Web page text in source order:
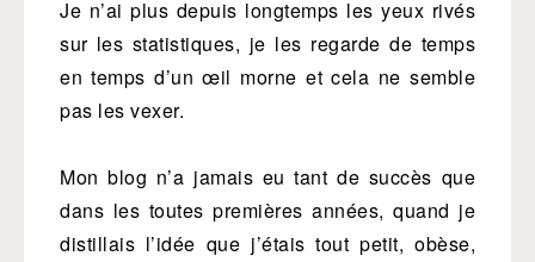
Je n’ai plus depuis longtemps les yeux rivés
sur les statistiques, je les regarde de temps
en temps d’un œil morne et cela ne semble
pas les vexer.
Mon blog n’a jamais eu tant de succès que
dans les toutes premières années, quand je
distillais l’idée que j’étais tout petit, obèse,